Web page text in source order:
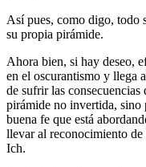
Así pues, como digo, todo
su propia pirámide.
Ahora bien, si hay deseo,
en el oscurantismo y llega
de sufrir las
pirámide no invertida, sino
buena fe que está
llevar al reconocimiento de
Ich.